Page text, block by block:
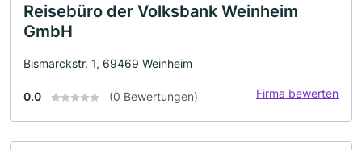
Reisebüro der Volksbank Weinheim
GmbH
Bismarckstr. 1, 69469 Weinheim
0.0 (0 Bewertungen) Firma bewerten